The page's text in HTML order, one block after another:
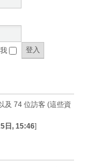
及 74 位訪客 (這些資
日, 15:46]